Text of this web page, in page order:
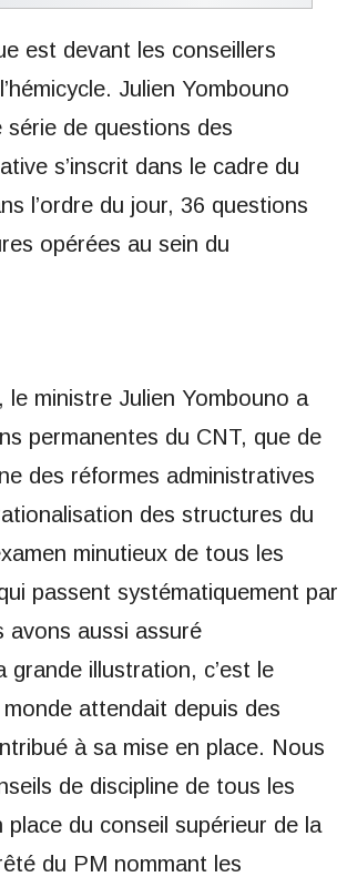
est devant les conseillers
Julien Yombouno
série de questions des
s’inscrit dans le cadre du
l’ordre du jour, 36 questions
opérées au sein du
ministre Julien Yombouno a
permanentes du CNT, que de
des réformes administratives
des structures du
minutieux de tous les
passent systématiquement par
avons aussi assuré
illustration, c’est le
attendait depuis des
à sa mise en place. Nous
de discipline de tous les
du conseil supérieur de la
du PM nommant les